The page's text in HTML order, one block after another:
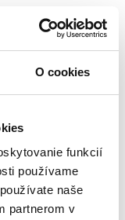
O cookies
funkcií
používame
naše
partnerom v